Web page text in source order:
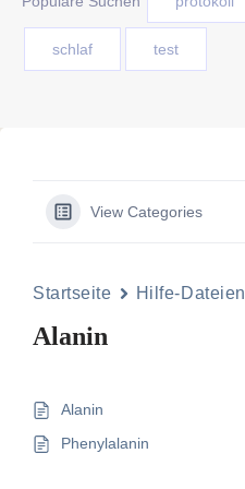
schlaf test
View Categories
Startseite Hilfe-Dateien
Alanin
Alanin
Phenylalanin